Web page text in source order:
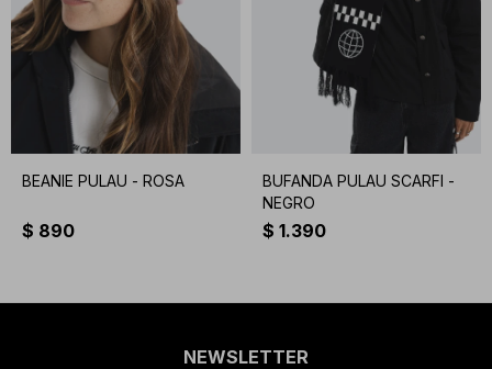
BEANIE PULAU - ROSA
$ 890
BUFANDA PULAU SCARFI -
NEGRO
$ 1.390
NEWSLETTER